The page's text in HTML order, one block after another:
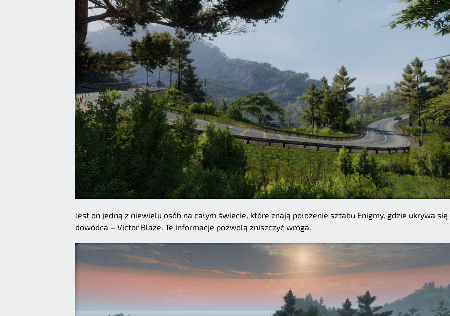
Jest on jedną z niewielu osób na całym świecie, które znają położenie sztabu Enigmy, gdzie ukrywa się
dowódca – Victor Blaze. Te informacje pozwolą zniszczyć wroga.